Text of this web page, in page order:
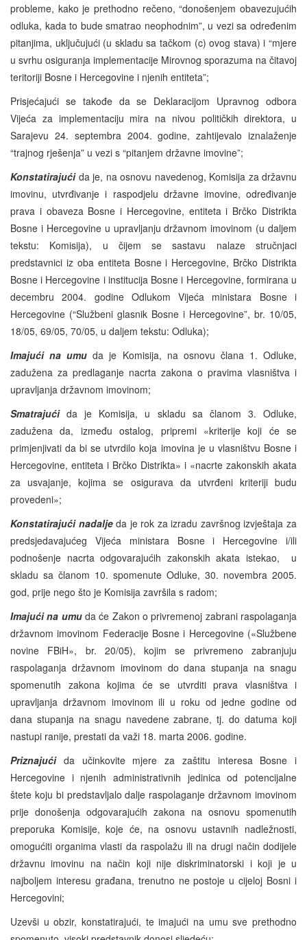
probleme, kako je prethodno rečeno, “donošenjem obavezujućih
odluka, kada to bude smatrao neophodnim”, u vezi sa određenim
pitanjima, uključujući (u skladu sa tačkom (c) ovog stava) i “mjere
u svrhu osiguranja implementacije Mirovnog sporazuma na čitavoj
teritoriji Bosne i Hercegovine i njenih entiteta”;
Prisjećajući se takođe da se Deklaracijom Upravnog odbora
Vijeća za implementaciju mira na nivou političkih direktora, u
Sarajevu 24. septembra 2004. godine, zahtijevalo iznalaženje
“trajnog rješenja” u vezi s “pitanjem državne imovine”;
Konstatirajući da je, na osnovu navedenog, Komisija za državnu
imovinu, utvrđivanje i raspodjelu državne imovine, određivanje
prava i obaveza Bosne i Hercegovine, entiteta i Brčko Distrikta
Bosne i Hercegovine u upravljanju državnom imovinom (u daljem
tekstu: Komisija), u čijem se sastavu nalaze stručnjaci
predstavnici iz oba entiteta Bosne i Hercegovine, Brčko Distrikta
Bosne i Hercegovine i institucija Bosne i Hercegovine, formirana u
decembru 2004. godine Odlukom Vijeća ministara Bosne i
Hercegovine (“Službeni glasnik Bosne i Hercegovine”, br. 10/05,
18/05, 69/05, 70/05, u daljem tekstu: Odluka);
Imajući na umuda je Komisija, na osnovu člana 1. Odluke,
zadužena za predlaganje nacrta zakona o pravima vlasništva i
upravljanja državnom imovinom;
Smatrajućida je Komisija, u skladu sa članom 3. Odluke,
zadužena da, između ostalog, pripremi «kriterije koji će se
primjenjivati da bi se utvrdilo koja imovina je u vlasništvu Bosne i
Hercegovine, entiteta i Brčko Distrikta» i «nacrte zakonskih akata
za usvajanje, kojima se osigurava da utvrđeni kriteriji budu
provedeni»;
Konstatirajući nadaljeda je rok za izradu završnog izvještaja za
predsjedavajućeg Vijeća ministara Bosne i Hercegovine i/ili
podnošenje nacrta odgovarajućih zakonskih akata istekao, u
skladu sa članom 10. spomenute Odluke, 30. novembra 2005.
god, prije nego što je Komisija završila s radom;
Imajući na umu da će Zakon o privremenoj zabrani raspolaganja
državnom imovinom Federacije Bosne i Hercegovine («Službene
novine FBiH», br. 20/05), kojim se privremeno zabranjuju
raspolaganja državnom imovinom do dana stupanja na snagu
spomenutih zakona kojima će se utvrditi prava vlasništva i
upravljanja državnom imovinom ili u roku od jedne godine od
dana stupanja na snagu navedene zabrane, tj. do datuma koji
nastupi ranije, prestati da važi 18. marta 2006. godine.
Priznajući da učinkovite mjere za zaštitu interesa Bosne i
Hercegovine i njenih administrativnih jedinica od potencijalne
štete koju bi predstavljalo dalje raspolaganje državnom imovinom
prije donošenja odgovarajućih zakona na osnovu spomenutih
preporuka Komisije, koje će, na osnovu ustavnih nadležnosti,
omogućiti organima vlasti da raspolažu ili na drugi način dodijele
državnu imovinu na način koji nije diskriminatorski i koji je u
najboljem interesu građana, trenutno ne postoje u cijeloj Bosni i
Hercegovini;
Uzevši u obzir, konstatirajući, te imajući na umu sve prethodno